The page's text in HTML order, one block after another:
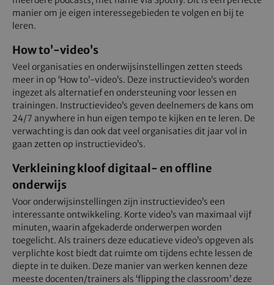
manier om je eigen interessegebieden te volgen en bij te
leren.
How to’-video’s
Veel organisaties en onderwijsinstellingen zetten steeds
meer in op ‘How to’-video’s. Deze instructievideo’s worden
ingezet als alternatief en ondersteuning voor lessen en
trainingen. Instructievideo’s geven deelnemers de kans om
24/7 anywhere in hun eigen tempo te kijken en te leren. De
verwachting is dan ook dat veel organisaties dit jaar vol in
gaan zetten op instructievideo’s.
Verkleining kloof digitaal- en offline
onderwijs
Voor onderwijsinstellingen zijn instructievideo’s een
interessante ontwikkeling. Korte video’s van maximaal vijf
minuten, waarin afgekaderde onderwerpen worden
toegelicht. Als trainers deze educatieve video’s opgeven als
verplichte kost biedt dat ruimte om tijdens echte lessen de
diepte in te duiken. Deze manier van werken kennen deze
meeste docenten/trainers als ‘flipping the classroom’ deze